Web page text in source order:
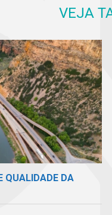
VEJA
QUALIDADE DA